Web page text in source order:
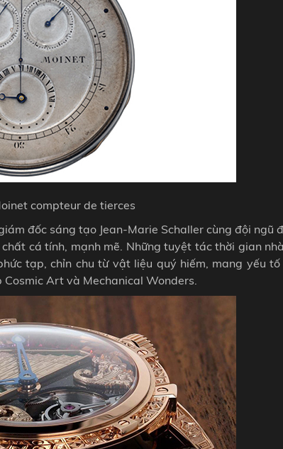
compteur de tierces
đốc sáng tạo Jean-Marie Schaller cùng đội ngũ
cá tính, mạnh mẽ. Những tuyệt tác thời gian
tạp, chỉn chu từ vật liệu quý hiếm, mang yếu
Art và Mechanical Wonders.